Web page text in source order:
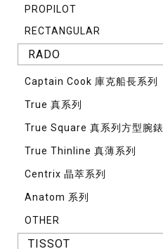
PROPILOT
RECTANGULAR
RADO
Captain Cook 庫克船長系列
True 真系列
True Square 真系列方型腕錶
True Thinline 真薄系列
Centrix 晶萃系列
Anatom 系列
OTHER
TISSOT